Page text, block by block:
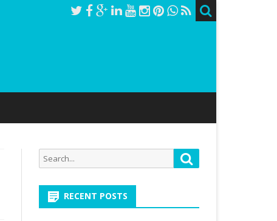
Search
for:
RECENT POSTS